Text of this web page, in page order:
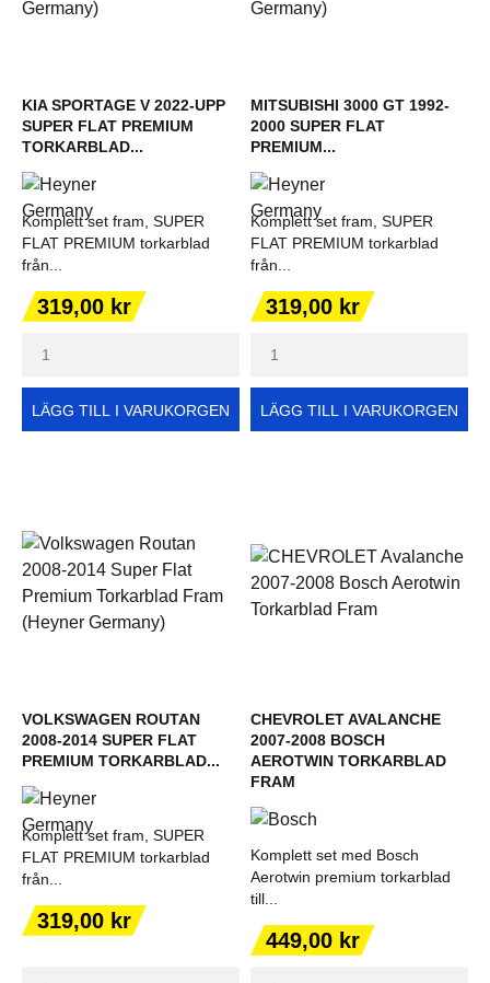
KIA SPORTAGE V 2022-UPP
SUPER FLAT PREMIUM
TORKARBLAD...
Komplett set fram, SUPER
FLAT PREMIUM torkarblad
från...
Pris
319,00 kr
LÄGG TILL I VARUKORGEN
MITSUBISHI 3000 GT 1992-
2000 SUPER FLAT
PREMIUM...
Komplett set fram, SUPER
FLAT PREMIUM torkarblad
från...
Pris
319,00 kr
LÄGG TILL I VARUKORGEN
VOLKSWAGEN ROUTAN
2008-2014 SUPER FLAT
PREMIUM TORKARBLAD...
Komplett set fram, SUPER
FLAT PREMIUM torkarblad
från...
Pris
319,00 kr
CHEVROLET AVALANCHE
2007-2008 BOSCH
AEROTWIN TORKARBLAD
FRAM
Komplett set med Bosch
Aerotwin premium torkarblad
till...
Pris
449,00 kr